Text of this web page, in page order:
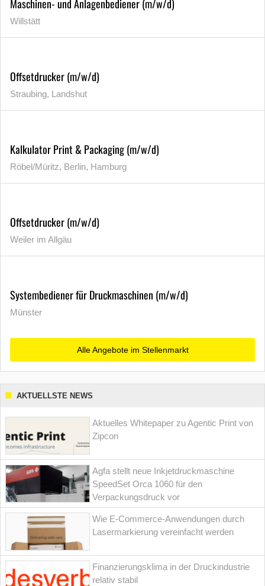
Maschinen- und Anlagenbediener (m/w/d)
Willstätt
Offsetdrucker (m/w/d)
Straubing, Landshut
Kalkulator Print & Packaging (m/w/d)
Röbel/Müritz, Berlin, Hamburg
Offsetdrucker (m/w/d)
Weiler im Allgäu
Systembediener für Druckmaschinen (m/w/d)
Münster
Alle Angebote im Stellenmarkt
AKTUELLSTE NEWS
Aktuelles Whitepaper zu Agentic Print von
Zipcon
Agfa stellt neue Inkjetdruckmaschine
SpeedSet Orca 1060 für den
Verpackungsdruck vor
Wie E-Commerce-Anwendungen durch
Lasermarkierung vereinfacht werden
Finanzierungsklima in der Druckindustrie
relativ stabil